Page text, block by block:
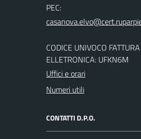
PEC:
CODICE UNIVOCO FATTURA
ELLETRONICA: UFKN6M
Uffici e orari
Numeri utili
CONTATTI D.P.O.